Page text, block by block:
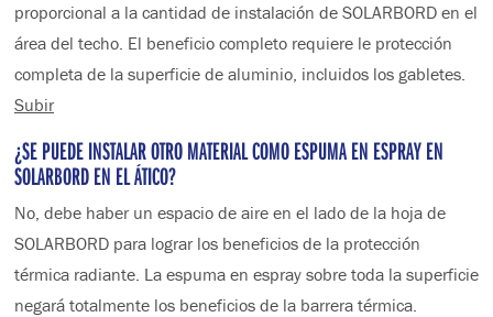
proporcional a la cantidad de instalación de SOLARBORD en el
área del techo. El beneficio completo requiere le protección
completa de la superficie de aluminio, incluidos los gabletes.
Subir
¿SE PUEDE INSTALAR OTRO MATERIAL COMO ESPUMA EN ESPRAY EN
SOLARBORD EN EL ÁTICO?
No, debe haber un espacio de aire en el lado de la hoja de
SOLARBORD para lograr los beneficios de la protección
térmica radiante. La espuma en espray sobre toda la superficie
negará totalmente los beneficios de la barrera térmica.